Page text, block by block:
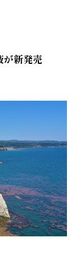
が新発売